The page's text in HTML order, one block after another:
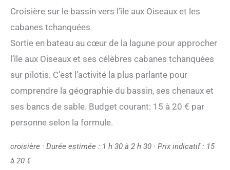
Croisière sur le bassin vers l’île aux Oiseaux et les
cabanes tchanquées
Sortie en bateau au cœur de la lagune pour approcher
l’île aux Oiseaux et ses célèbres cabanes tchanquées
sur pilotis. C’est l’activité la plus parlante pour
comprendre la géographie du bassin, ses chenaux et
ses bancs de sable. Budget courant: 15 à 20 € par
personne selon la formule.
croisière · Durée estimée : 1 h 30 à 2 h 30 · Prix indicatif : 15
à 20 €